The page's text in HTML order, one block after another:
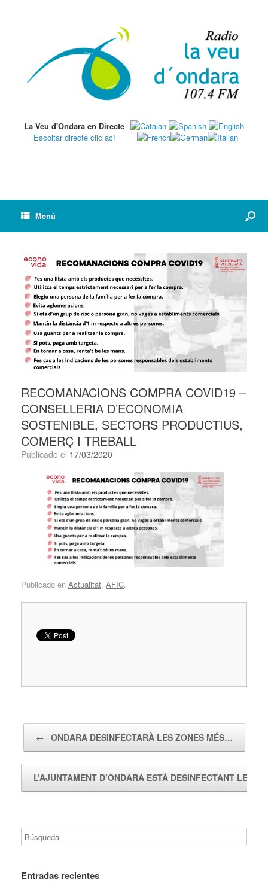
La Veu d'Ondara en Directe
Escoltar directe clic ací
Menú
RECOMANACIONS COMPRA COVID19 –
CONSELLERIA D’ECONOMIA
SOSTENIBLE, SECTORS PRODUCTIUS,
COMERÇ I TREBALL
Publicado el 17/03/2020
Publicado en Actualitat, AFIC.
← ONDARA DESINFECTARÀ LES ZONES MÉS…
L’AJUNTAMENT D’ONDARA ESTÀ DESINFECTANT LES…
Entradas recientes